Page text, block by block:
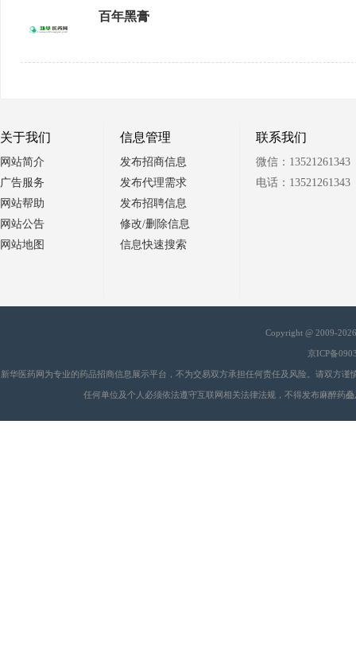
百年黑膏
关于我们
网站简介
广告服务
网站帮助
网站公告
网站地图
信息管理
发布招商信息
发布代理需求
发布招聘信息
修改/删除信息
信息快速搜索
联系我们
微信：13521261343
电话：13521261343
Copyright @ 2009-
京ICP备
新华医药网为专业的药品招商信息展示平台，不为交易双方承担任何责任及风险。请双方
会
任何单位及个人必须依法遵守互联网相关法律法规，不得发布麻醉药